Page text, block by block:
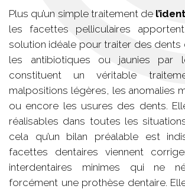
Plus qu’un simple traitement de
les facettes pelliculaires
solution idéale pour traiter des
les antibiotiques ou jaunies par
constituent un véritable
malpositions légères, les anomalies
ou encore les usures des dents.
réalisables dans toutes les
cela qu’un bilan préalable est
facettes dentaires viennent
interdentaires minimes qui ne
forcément une prothèse dentaire.